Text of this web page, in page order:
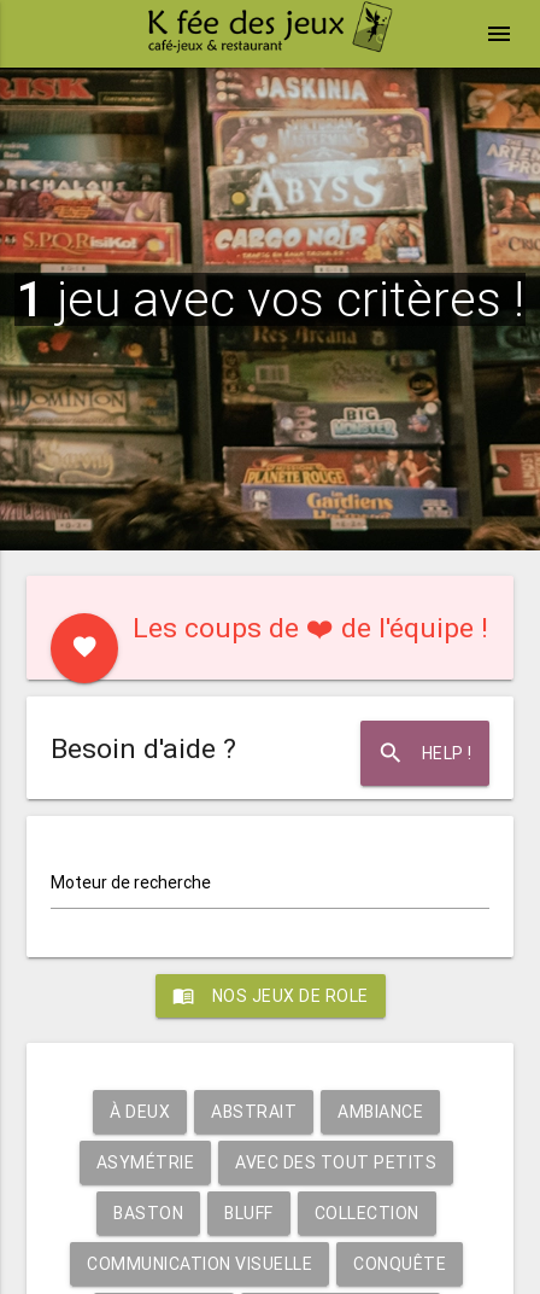
menu
1 jeu avec vos critères !
favorite
Les coups de ❤️ de l'équipe !
search HELP !
Besoin d'aide ?
Moteur de recherche
menu_book NOS JEUX DE ROLE
À DEUX ABSTRAIT AMBIANCE
ASYMÉTRIE AVEC DES TOUT PETITS
BASTON BLUFF COLLECTION
COMMUNICATION VISUELLE CONQUÊTE